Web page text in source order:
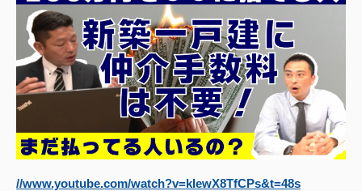
//www.youtube.com/watch?v=kIewX8TfCPs&t=48s